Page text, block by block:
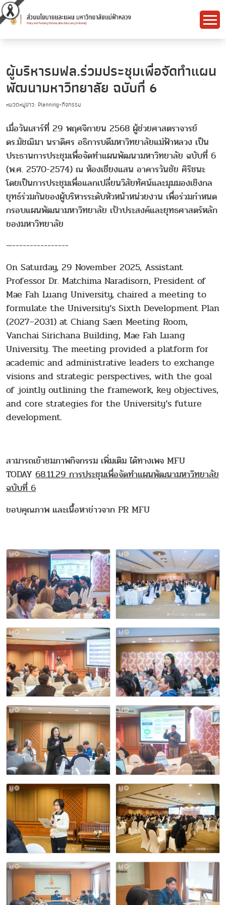
ผู้บริหารมฟล.ร่วมประชุมเพื่อจัดทำแผน
พัฒนามหาวิทยาลัย ฉบับที่ 6
หมวดหมู่ข่าว: Planning-กิจกรรม
เมื่อวันเสาร์ที่ 29 พฤศจิกายน 2568 ผู้ช่วยศาสตราจารย์
ดร.มัชฌิมา นราดิศร อธิการบดีมหาวิทยาลัยแม่ฟ้าหลวง เป็น
ประธานการประชุมเพื่อจัดทำแผนพัฒนามหาวิทยาลัย ฉบับที่ 6
(พ.ศ. 2570-2574) ณ ห้องเชียงแสน อาคารวันชัย ศิริชนะ
โดยเป็นการประชุมเพื่อแลกเปลี่ยนวิสัยทัศน์และมุมมองเชิงกล
ยุทธ์ร่วมกันของผู้บริหารระดับหัวหน้าหน่วยงาน เพื่อร่วมกำหนด
กรอบแผนพัฒนามหาวิทยาลัย เป้าประสงค์และยุทธศาสตร์หลัก
ของมหาวิทยาลัย
—----------------
On Saturday, 29 November 2025, Assistant
Professor Dr. Matchima Naradisorn, President of
Mae Fah Luang University, chaired a meeting to
formulate the University’s Sixth Development Plan
(2027–2031) at Chiang Saen Meeting Room,
Vanchai Sirichana Building, Mae Fah Luang
University. The meeting provided a platform for
academic and administrative leaders to exchange
visions and strategic perspectives, with the goal
of jointly outlining the framework, key objectives,
and core strategies for the University’s future
development.
สามารถเข้าชมภาพกิจกรรม เพิ่มเติม ได้ทางเพจ MFU
TODAY 68.11.29 การประชุมเพื่อจัดทำแผนพัฒนามหาวิทยาลัย
ฉบับที่ 6
ขอบคุณภาพ และเนื้อหาข่าวจาก PR MFU